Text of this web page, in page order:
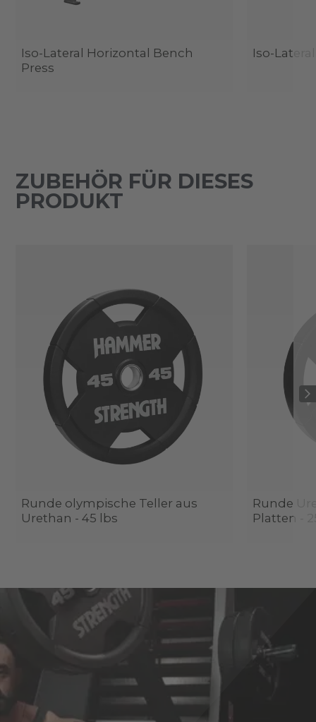
Iso-Lateral Horizontal Bench
Press
Iso-
ZUBEHÖR FÜR DIESES
PRODUKT
Runde olympische Teller aus
Urethan - 45 lbs
Runde
Platten -